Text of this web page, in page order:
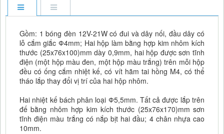
Gồm: 1 bóng đèn 12V-21W có đui và dây nối, đầu dây có
lỗ cắm giắc Ф4mm; Hai hộp làm bằng hợp kim nhôm kích
thư­ớc (25x76x100)mm dày 0,9mm, hai hộp đ­ược sơn tĩnh
điện (một hộp màu đen, một hộp màu trắng) trên mỗi hộp
đều có ống cắm nhiệt kế, có vít hãm tai hồng M4, có thể
tháo lắp thay đổi vị trí của hai hộp nhôm.
Hai nhiệt kế bách phân loại Ф5,5mm. Tất cả đ­ược lắp trên
đế bằng nhôm hợp kim kích thư­ớc (25x76x170)mm sơn
tĩnh điện màu trắng có nắp bịt hai đầu; 4 chân nhựa cao
10mm.